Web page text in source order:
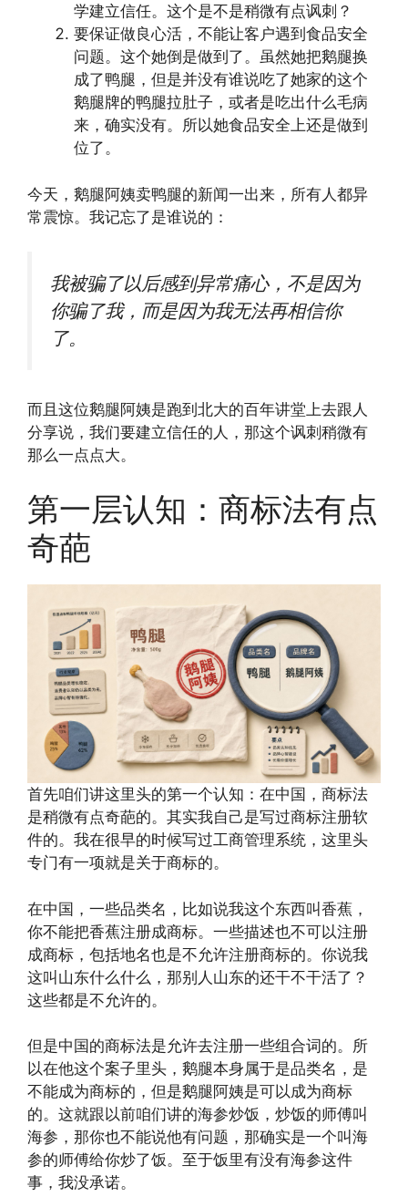
学建立信任。这个是不是稍微有点讽刺？
要保证做良心活，不能让客户遇到食品安全
问题。这个她倒是做到了。虽然她把鹅腿换
成了鸭腿，但是并没有谁说吃了她家的这个
鹅腿牌的鸭腿拉肚子，或者是吃出什么毛病
来，确实没有。所以她食品安全上还是做到
位了。
今天，鹅腿阿姨卖鸭腿的新闻一出来，所有人都异
常震惊。我记忘了是谁说的：
我被骗了以后感到异常痛心，不是因为
你骗了我，而是因为我无法再相信你
了。
而且这位鹅腿阿姨是跑到北大的百年讲堂上去跟人
分享说，我们要建立信任的人，那这个讽刺稍微有
那么一点点大。
第一层认知：商标法有点
奇葩
首先咱们讲这里头的第一个认知：在中国，商标法
是稍微有点奇葩的。其实我自己是写过商标注册软
件的。我在很早的时候写过工商管理系统，这里头
专门有一项就是关于商标的。
在中国，一些品类名，比如说我这个东西叫香蕉，
你不能把香蕉注册成商标。一些描述也不可以注册
成商标，包括地名也是不允许注册商标的。你说我
这叫山东什么什么，那别人山东的还干不干活了？
这些都是不允许的。
但是中国的商标法是允许去注册一些组合词的。所
以在他这个案子里头，鹅腿本身属于是品类名，是
不能成为商标的，但是鹅腿阿姨是可以成为商标
的。这就跟以前咱们讲的海参炒饭，炒饭的师傅叫
海参，那你也不能说他有问题，那确实是一个叫海
参的师傅给你炒了饭。至于饭里有没有海参这件
事，我没承诺。